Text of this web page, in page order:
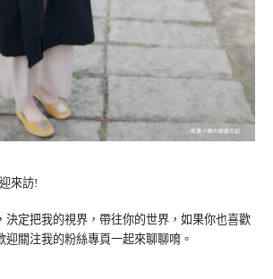
來訪!
決定把我的視界，帶往你的世界，如果你也喜歡
迎關注我的粉絲專頁一起來聊聊唷。